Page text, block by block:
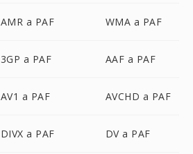
AMR a PAF WMA a PAF
3GP a PAF AAF a PAF
AV1 a PAF AVCHD a PAF
DIVX a PAF DV a PAF